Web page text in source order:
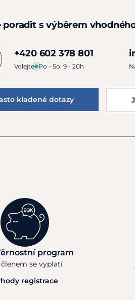
poradit s výběrem
+420 602 378 801
Volejte Po - So: 9 - 20h
kladené dotazy
program
se vyplatí
registrace